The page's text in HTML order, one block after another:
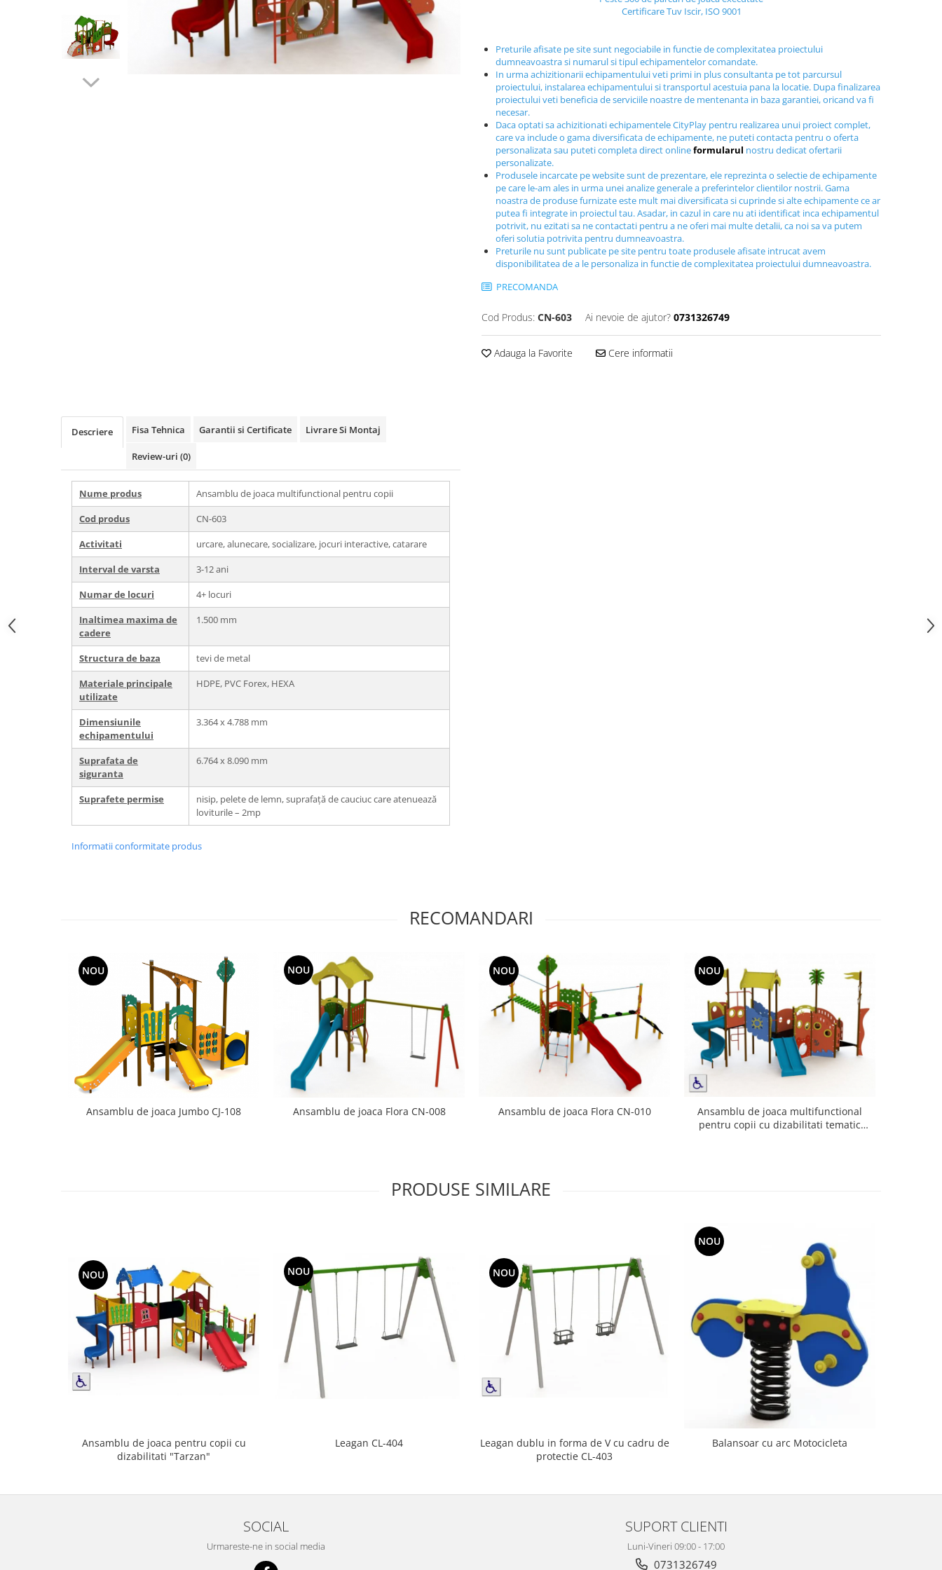
Echipamente de catarat
Trasee echilibristica
Echipamente persoane cu
Panouri pentru informare/Marcaje
Foisoare si pergole
Certificare Tuv Iscir, ISO 9001
Preturile afisate pe site sunt negociabile in functie de complexitatea proiectului
dumneavoastra si numarul si tipul echipamentelor comandate.
In urma achizitionarii echipamentului veti primi in plus consultanta pe tot parcursul
proiectului, instalarea echipamentului si transportul acestuia pana la locatie. Dupa finalizarea
proiectului veti beneficia de serviciile noastre de mentenanta in baza garantiei, oricand va fi
necesar.
Daca optati sa achizitionati echipamentele CityPlay pentru realizarea unui proiect complet,
care va include o gama diversificata de echipamente, ne puteti contacta pentru o oferta
personalizata sau puteti completa direct onlineformularul nostru dedicat ofertarii
personalizate.
Produsele incarcate pe website sunt de prezentare, ele reprezinta o selectie de echipamente
pe care le-am ales in urma unei analize generale a preferintelor clientilor nostrii. Gama
noastra de produse furnizate este mult mai diversificata si cuprinde si alte echipamente ce ar
putea fi integrate in proiectul tau. Asadar, in cazul in care nu ati identificat inca echipamentul
potrivit, nu ezitati sa ne contactati pentru a ne oferi mai multe detalii, ca noi sa va putem
oferi solutia potrivita pentru dumneavoastra.
Preturile nu sunt publicate pe site pentru toate produsele afisate intrucat avem
disponibilitatea de a le personaliza in functie de complexitatea proiectului dumneavoastra.
PRECOMANDA
Cod Produs: CN-603 Ai nevoie de ajutor? 0731326749
Adauga la Favorite Cere informatii
Descriere Fisa Tehnica Garantii si Certificate Livrare Si Montaj
Review-uri (0)
Nume produs
Ansamblu de joaca multifunctional pentru copii
Cod produs
CN-603
Activitati
urcare, alunecare, socializare, jocuri interactive, catarare
Interval de varsta
3-12 ani
Numar de locuri
4+ locuri
Inaltimea maxima de
cadere
1.500 mm
Structura de baza
tevi de metal
Materiale principale
utilizate
HDPE, PVC Forex, HEXA
Dimensiunile
echipamentului
3.364 x 4.788 mm
Suprafata de
siguranta
6.764 x 8.090 mm
Suprafete permise
nisip, pelete de lemn, suprafață de cauciuc care atenuează
loviturile – 2mp
Informatii conformitate produs
RECOMANDARI
NOU
Ansamblu de joaca Jumbo CJ-108
NOU
Ansamblu de joaca Flora CN-008
NOU
Ansamblu de joaca Flora CN-010
NOU
Ansamblu de joaca multifunctional
pentru copii cu dizabilitati tematic
PRODUSE SIMILARE
NOU
Ansamblu de joaca pentru copii cu
dizabilitati "Tarzan"
NOU
Leagan CL-404
NOU
Leagan dublu in forma de V cu cadru de
protectie CL-403
NOU
Balansoar cu arc Motocicleta
SOCIAL
Urmareste-ne in social media
SUPORT CLIENTI
Luni-Vineri 09:00 - 17:00
0731326749